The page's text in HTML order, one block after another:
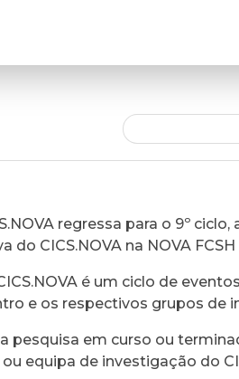
regressa para o 9º ciclo,
CICS.NOVA na NOVA FCSH
é um ciclo de
e os respectivos grupos de
pesquisa em curso ou
equipa de investigação do